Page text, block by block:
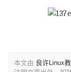
本文由 良许Linux